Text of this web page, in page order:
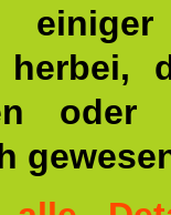
einiger
herbei,
oder